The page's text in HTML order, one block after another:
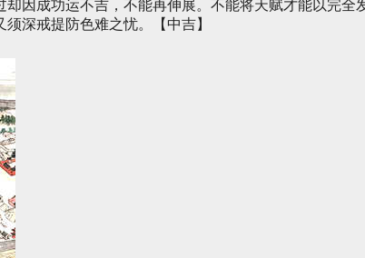
因成功运不吉，不能再伸展。不能将天赋才能以完全
深戒提防色难之忧。【中吉】